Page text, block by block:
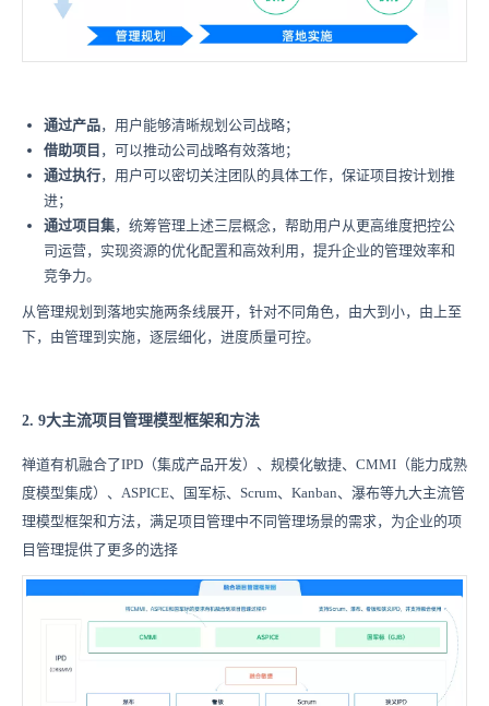
通过产品，用户能够清晰规划公司战略；
借助项目 ，可以推动公司战略有效落地；
通过执行，用户可以密切关注团队的具体工作，保证项目按计划推
进；
通过项目集，统筹管理上述三层概念，帮助用户从更高维度把控公
司运营，实现资源的优化配置和高效利用，提升企业的管理效率和
竞争力。
从管理规划到落地实施两条线展开，针对不同角色，由大到小，由上至
下，由管理到实施，逐层细化，进度质量可控。
2. 9大主流项目管理模型框架和方法
禅道有机融合了IPD（集成产品开发）、规模化敏捷、CMMI（能力成熟
度模型集成）、ASPICE、国军标、Scrum、Kanban、瀑布等九大主流管
理模型框架和方法，满足项目管理中不同管理场景的需求，为企业的项
目管理提供了更多的选择